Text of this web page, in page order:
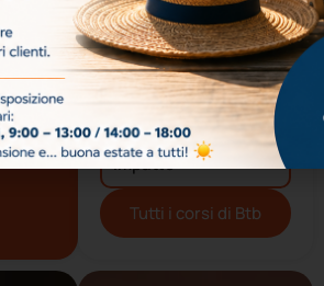
Base
Business Writing
Creativo:
Comunicare con
Efficacia, Stile e
Impatto
Tutti i corsi di Btb